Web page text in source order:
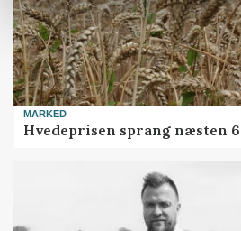
MARKED
Hvedeprisen sprang næsten